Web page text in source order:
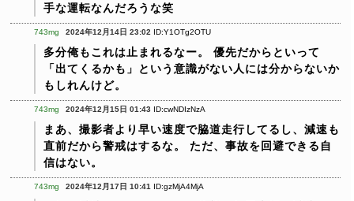
手な運転なんだろうな笑
743mg 2024年12月14日 23:02 ID:Y1OTg2OTU
多分俺もこれは止まれるなー。
優先だからといって
「出てくるかも」という意識がない人には分からないか
もしれんけど。
743mg 2024年12月15日 01:43 ID:cwNDIzNzA
まあ、撮影者より早い速度で脇道走行してるし、減速も
直前だから警戒はするな。
ただ、事故を回避できる自
信はない。
743mg 2024年12月17日 10:41 ID:gzMjA4MjA